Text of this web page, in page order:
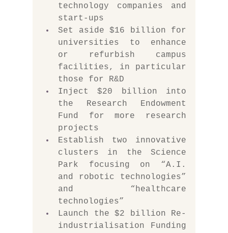
technology companies and
start-ups
Set aside $16 billion for
universities to enhance
or refurbish campus
facilities, in particular
those for R&D
Inject $20 billion into
the Research Endowment
Fund for more research
projects
Establish two innovative
clusters in the Science
Park focusing on “A.I.
and robotic technologies”
and “healthcare
technologies”
Launch the $2 billion Re-
industrialisation Funding